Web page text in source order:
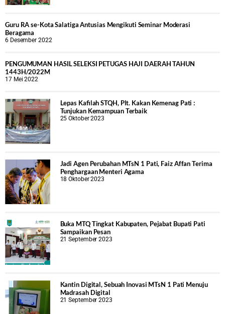
Guru RA se-Kota Salatiga Antusias Mengikuti Seminar Moderasi
Beragama
6 Desember 2022
PENGUMUMAN HASIL SELEKSI PETUGAS HAJI DAERAH TAHUN
1443H/2022M
17 Mei 2022
Lepas Kafilah STQH, Plt. Kakan Kemenag Pati :
Tunjukan Kemampuan Terbaik
25 Oktober 2023
Jadi Agen Perubahan MTsN 1 Pati, Faiz Affan Terima
Penghargaan Menteri Agama
18 Oktober 2023
Buka MTQ Tingkat Kabupaten, Pejabat Bupati Pati
Sampaikan Pesan
21 September 2023
Kantin Digital, Sebuah Inovasi MTsN 1 Pati Menuju
Madrasah Digital
21 September 2023